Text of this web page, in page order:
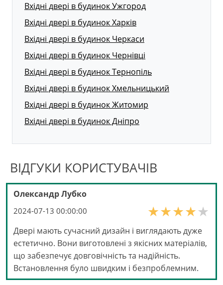
Вхідні двері в будинок Ужгород
Вхідні двері в будинок Харків
Вхідні двері в будинок Черкаси
Вхідні двері в будинок Чернівці
Вхідні двері в будинок Тернопіль
Вхідні двері в будинок Хмельницький
Вхідні двері в будинок Житомир
Вхідні двері в будинок Дніпро
ВІДГУКИ КОРИСТУВАЧІВ
Олександр Лубко
2024-07-13 00:00:00
Двері мають сучасний дизайн і виглядають дуже
естетично. Вони виготовлені з якісних матеріалів,
що забезпечує довговічність та надійність.
Встановлення було швидким і безпроблемним.